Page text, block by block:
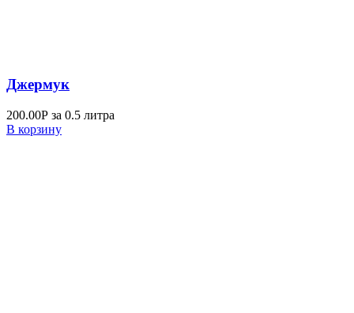
Джермук
200.00Р за 0.5 литра
В корзину